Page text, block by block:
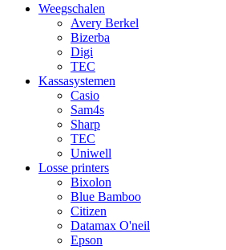
Weegschalen
Avery Berkel
Bizerba
Digi
TEC
Kassasystemen
Casio
Sam4s
Sharp
TEC
Uniwell
Losse printers
Bixolon
Blue Bamboo
Citizen
Datamax O'neil
Epson